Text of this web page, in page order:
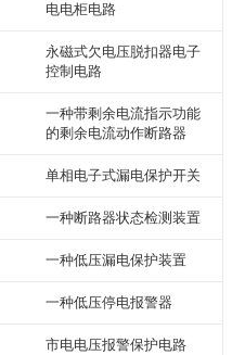
电电柜电路
永磁式欠电压脱扣器电子
控制电路
一种带剩余电流指示功能
的剩余电流动作断路器
单相电子式漏电保护开关
一种断路器状态检测装置
一种低压漏电保护装置
一种低压停电报警器
市电电压报警保护电路